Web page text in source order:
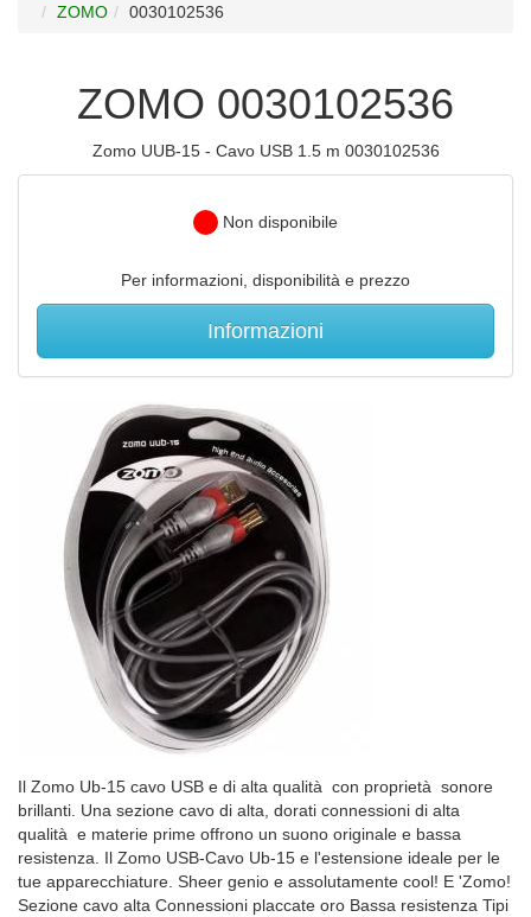
ZOMO
0030102536
ZOMO 0030102536
Zomo UUB-15 - Cavo USB 1.5 m 0030102536
Non disponibile
Per informazioni, disponibilità e prezzo
Informazioni
Il Zomo Ub-15 cavo USB e di alta qualità con proprietà sonore
brillanti. Una sezione cavo di alta, dorati connessioni di alta
qualità e materie prime offrono un suono originale e bassa
resistenza. Il Zomo USB-Cavo Ub-15 e l'estensione ideale per le
tue apparecchiature. Sheer genio e assolutamente cool! E 'Zomo!
Sezione cavo alta Connessioni placcate oro Bassa resistenza Tipi